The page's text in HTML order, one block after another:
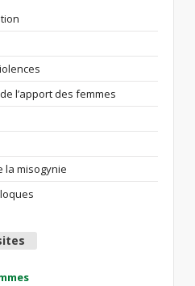
l’apport des femmes
la misogynie